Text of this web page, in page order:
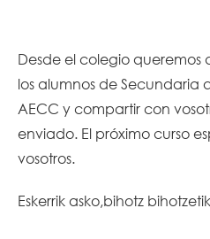
Desde el colegio queremos
los alumnos de Secundaria
AECC y compartir con
enviado. El próximo curso
vosotros.
Eskerrik asko,bihotz